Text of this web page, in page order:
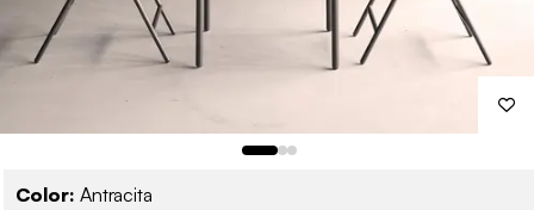
Color: Antracita